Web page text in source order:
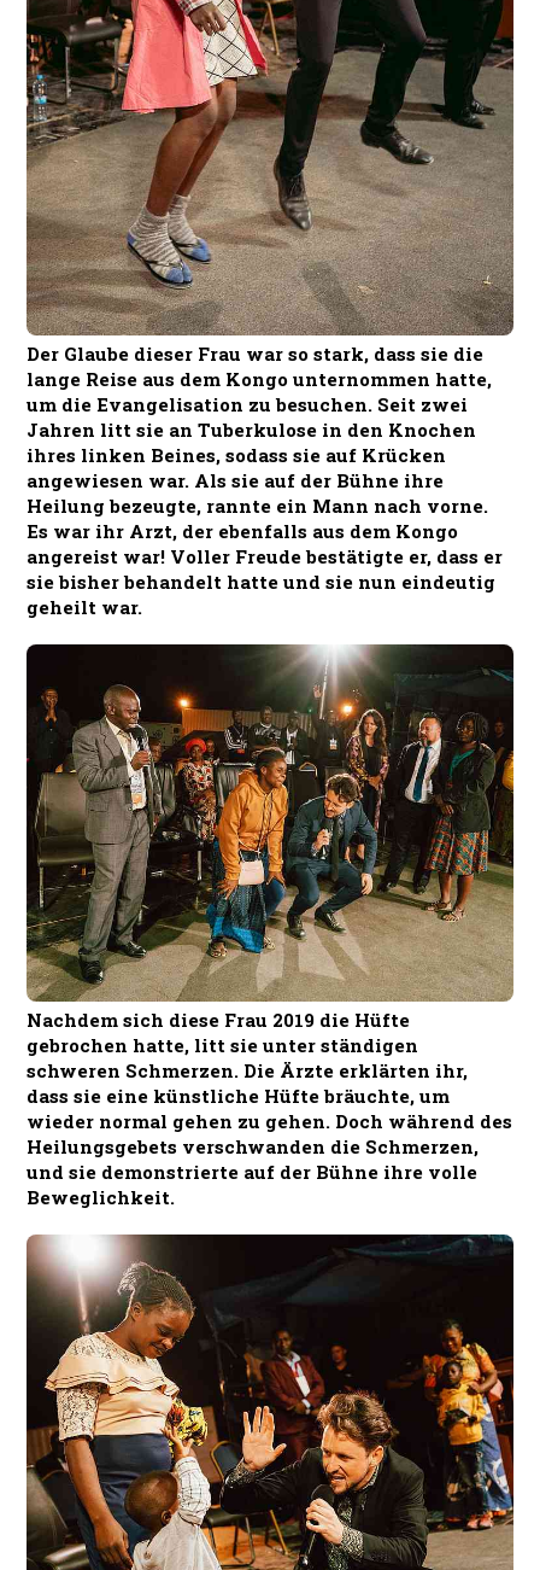
Der Glaube dieser Frau war so stark, dass sie die
lange Reise aus dem Kongo unternommen hatte,
um die Evangelisation zu besuchen. Seit zwei
Jahren litt sie an Tuberkulose in den Knochen
ihres linken Beines, sodass sie auf Krücken
angewiesen war. Als sie auf der Bühne ihre
Heilung bezeugte, rannte ein Mann nach vorne.
Es war ihr Arzt, der ebenfalls aus dem Kongo
angereist war! Voller Freude bestätigte er, dass er
sie bisher behandelt hatte und sie nun eindeutig
geheilt war.
Nachdem sich diese Frau 2019 die Hüfte
gebrochen hatte, litt sie unter ständigen
schweren Schmerzen. Die Ärzte erklärten ihr,
dass sie eine künstliche Hüfte bräuchte, um
wieder normal gehen zu gehen. Doch während des
Heilungsgebets verschwanden die Schmerzen,
und sie demonstrierte auf der Bühne ihre volle
Beweglichkeit.